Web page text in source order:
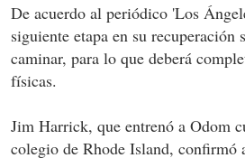
De acuerdo al periódico 'Los
siguiente etapa en su recuperación
caminar, para lo que deberá
físicas.
Jim Harrick, que entrenó a Odom
colegio de Rhode Island, confirmó